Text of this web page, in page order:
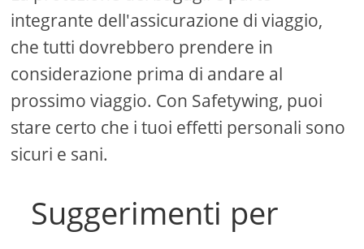
integrante dell'assicurazione di viaggio,
che tutti dovrebbero prendere in
considerazione prima di andare al
prossimo viaggio. Con Safetywing, puoi
stare certo che i tuoi effetti personali sono
sicuri e sani.
Suggerimenti per